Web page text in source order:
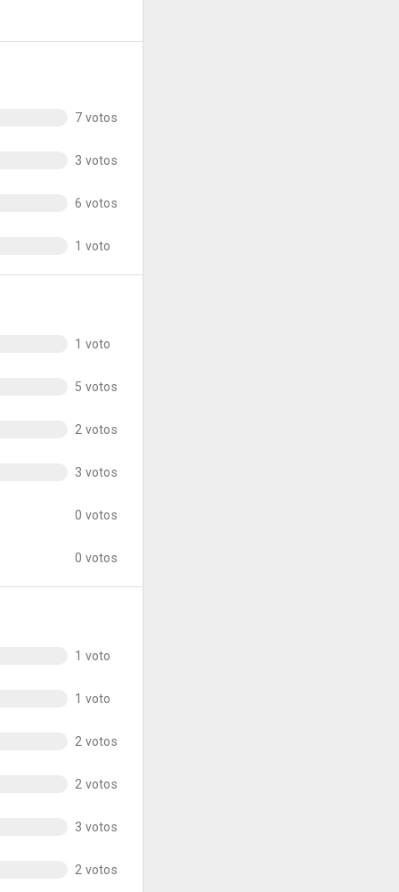
7 votos
3 votos
6 votos
1 voto
1 voto
5 votos
2 votos
3 votos
0 votos
0 votos
1 voto
1 voto
2 votos
2 votos
3 votos
2 votos